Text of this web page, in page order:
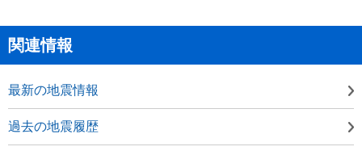
関連情報
最新の地震情報
過去の地震履歴